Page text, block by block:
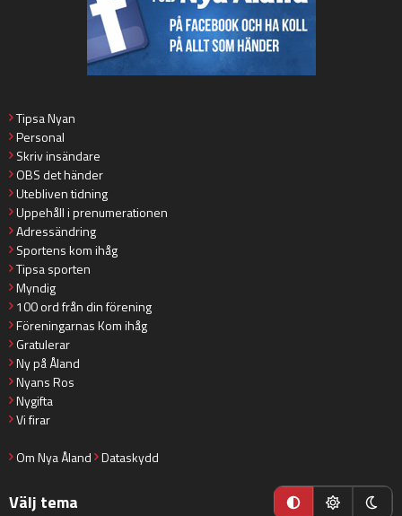
Tipsa Nyan
Personal
Skriv insändare
OBS det händer
Utebliven tidning
Uppehåll i prenumerationen
Adressändring
Sportens kom ihåg
Tipsa sporten
Myndig
100 ord från din förening
Föreningarnas Kom ihåg
Gratulerar
Ny på Åland
Nyans Ros
Nygifta
Vi firar
Om Nya Åland Dataskydd
Välj tema